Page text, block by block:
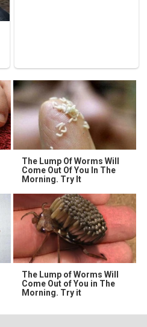
The Lump Of Worms Will
Come Out Of You In The
Morning. Try It
The Lump of Worms Will
Come Out of You in The
Morning. Try it